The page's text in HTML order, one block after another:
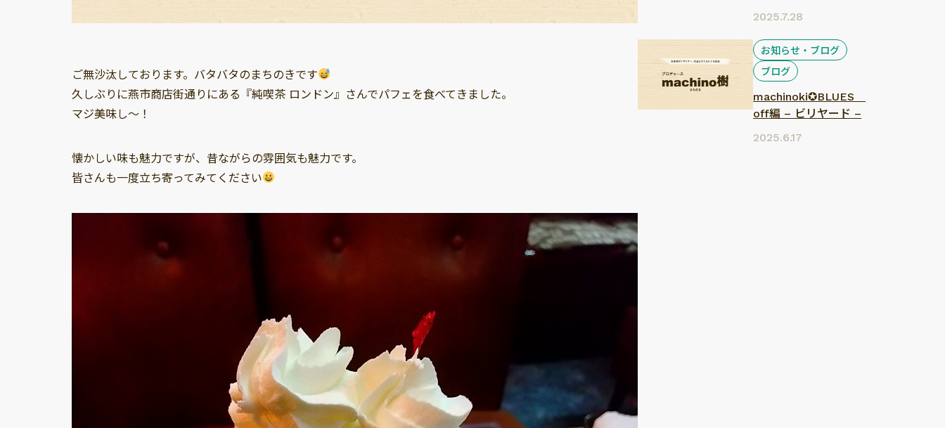
ご無沙汰しております。バタバタのまちのきです
久しぶりに燕市商店街通りにある『純喫茶 ロンドン』さんでパフェを食べてきました。
マジ美味し～！
懐かしい味も魅力ですが、昔ながらの雰囲気も魅力です。
皆さんも一度立ち寄ってみてください
2025.7.28
machinoki✪BLUES
off編 – ビリヤード –
お知らせ・ブログ
ブログ
2025.6.17